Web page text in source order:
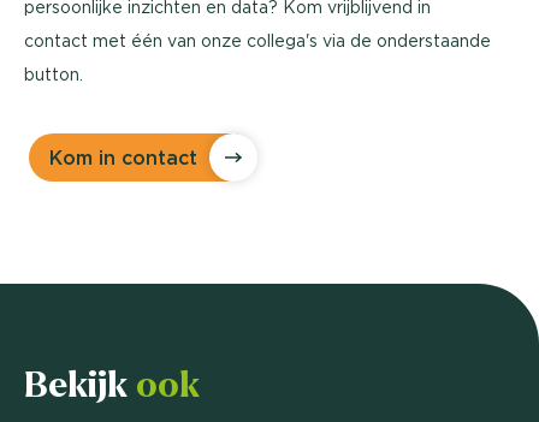
persoonlijke inzichten en data? Kom vrijblijvend in
contact met één van onze collega's via de onderstaande
button.
Kom in contact
Bekijk ook